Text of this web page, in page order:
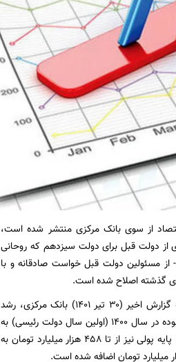
اقتصاد از سوی بانک مرکزی منتشر شده است،
از دولت قبل برای دولت سیزدهم که روحانی
از مسئولین دولت قبل خواست صادقانه و با
گذشته اصلاح شده است.
به نقل از خبر آنلاین، این اظهارات خاندوزی در حالی است که مستند به گزارش اخیر (۳۰ تیر ۱۴۰۱) بانک مرکزی، رشد
تشکیل سرمایه ثابت ناخالص که در سال ۱۳۹۹ (آخرین سال دولت روحانی) مثبت ۳/۸ درصد بوده در سال ۱۴۰۰ (اولین سال دولت رئیسی) به
منفی ۷.۱ درصد و شاخص تولید کارگاه‌های بزرگ از ۱۲.۲ درصد به ۳.۱ درصد کاهش یافته است. پایه پولی نیز از تا ۴۵۸ هزار میلیارد تومان به